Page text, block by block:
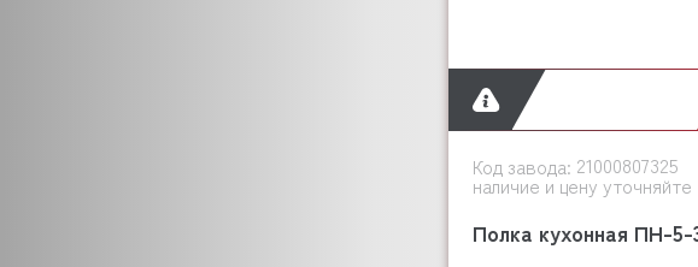
Код завода: 21000807325
наличие и цену уточняйте
Полка кухонная ПН-5-